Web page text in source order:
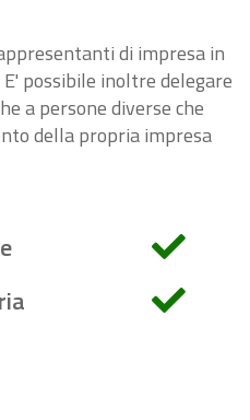
di impresa in
E' possibile inoltre delegare
a persone diverse che
della propria impresa